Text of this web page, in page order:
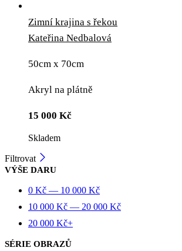
Zimní krajina s řekou
Kateřina Nedbalová
50cm x 70cm
Akryl na plátně
15 000 Kč
Skladem
Filtrovat
VÝŠE DARU
0 Kč — 10 000 Kč
10 000 Kč — 20 000 Kč
20 000 Kč+
SÉRIE OBRAZŮ